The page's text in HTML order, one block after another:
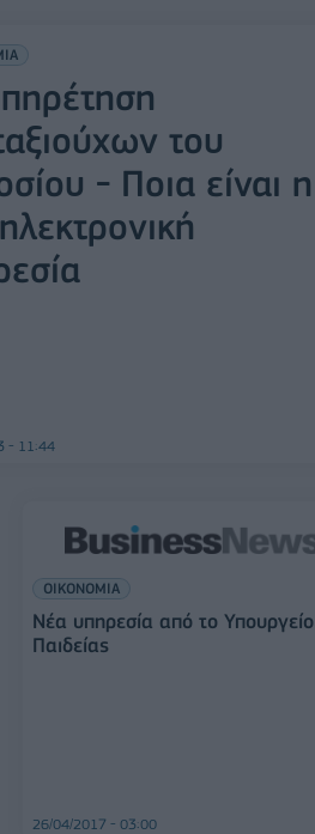
του
- Ποια είναι η
- 11:44
ΟΙΚΟΝΟΜΙΑ
Νέα υπηρεσία από το Υπουργείο
Παιδείας
26/04/2017 - 03:00